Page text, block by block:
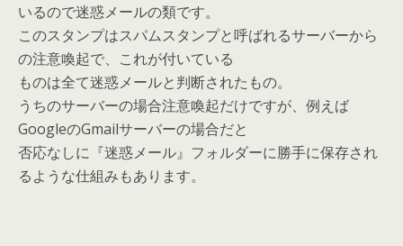
いるので迷惑メールの類です。
このスタンプはスパムスタンプと呼ばれるサーバーから
の注意喚起で、これが付いている
ものは全て迷惑メールと判断されたもの。
うちのサーバーの場合注意喚起だけですが、例えば
GoogleのGmailサーバーの場合だと
否応なしに『迷惑メール』フォルダーに勝手に保存され
るような仕組みもあります。